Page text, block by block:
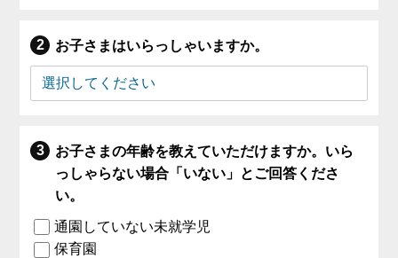
お子さまはいらっしゃいますか。
お子さまの年齢を教えていただけますか。いら
っしゃらない場合「いない」とご回答くださ
い。
通園していない未就学児
保育園